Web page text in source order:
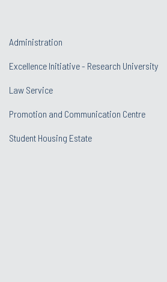
Administration
Excellence Initiative - Research University
Law Service
Promotion and Communication Centre
Student Housing Estate